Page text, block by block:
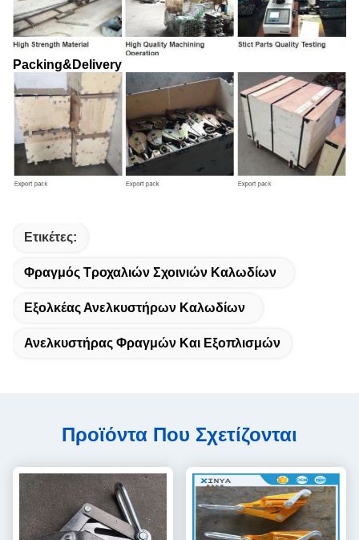
Packing&Delivery
Ετικέτες:
Φραγμός Τροχαλιών Σχοινιών Καλωδίων
Εξολκέας Ανελκυστήρων Καλωδίων
Ανελκυστήρας Φραγμών Και Εξοπλισμών
Προϊόντα Που Σχετίζονται